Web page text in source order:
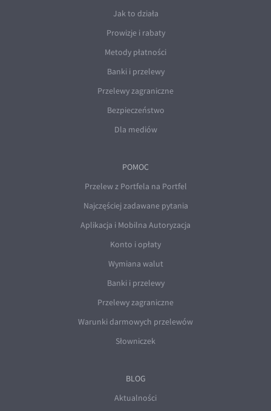
Jak to działa
Prowizje i rabaty
Metody płatności
Banki i przelewy
Przelewy zagraniczne
Bezpieczeństwo
Dla mediów
POMOC
Przelew z Portfela na Portfel
Najczęściej zadawane pytania
Aplikacja i Mobilna Autoryzacja
Konto i opłaty
Wymiana walut
Banki i przelewy
Przelewy zagraniczne
Warunki darmowych przelewów
Słowniczek
BLOG
Aktualności